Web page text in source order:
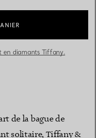
en diamants Tiffany.
de la bague de
solitaire, Tiffany &